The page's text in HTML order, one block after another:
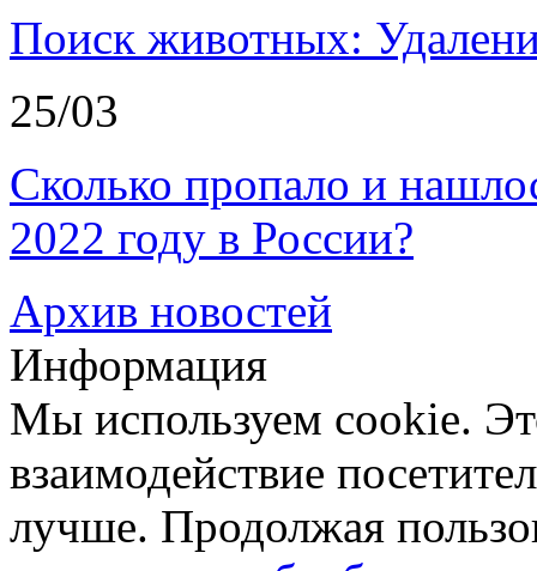
Поиск животных:
25/03
Сколько пропало и
2022 году в России?
Архив новостей
Информация
Мы используем cookie.
взаимодействие
лучше. Продолжая